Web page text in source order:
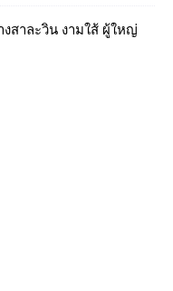
สาละวิน งามใส้ ผู้ใหญ่